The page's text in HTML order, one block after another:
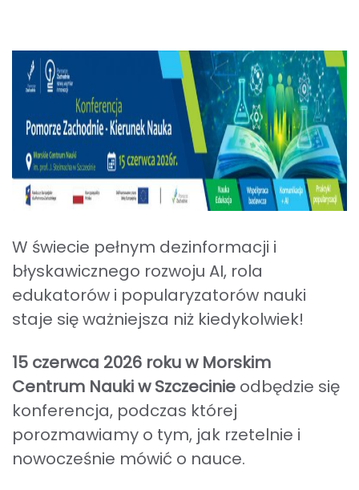
W świecie pełnym dezinformacji i
błyskawicznego rozwoju AI, rola
edukatorów i popularyzatorów nauki
staje się ważniejsza niż kiedykolwiek!
15 czerwca 2026 rokuw Morskim
Centrum Nauki w Szczecinie odbędzie się
konferencja, podczas której
porozmawiamy o tym, jak rzetelnie i
nowocześnie mówić o nauce.